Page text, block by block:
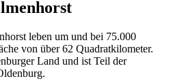
leben um und bei 75.000
von über 62 Quadratkilometer.
Land und ist Teil der